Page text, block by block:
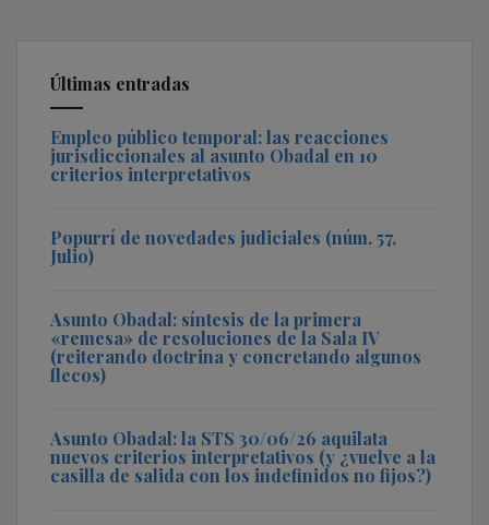
Últimas entradas
Empleo público temporal: las reacciones
jurisdiccionales al asunto Obadal en 10
criterios interpretativos
Popurrí de novedades judiciales (núm. 57,
Julio)
Asunto Obadal: síntesis de la primera
«remesa» de resoluciones de la Sala IV
(reiterando doctrina y concretando algunos
flecos)
Asunto Obadal: la STS 30/06/26 aquilata
nuevos criterios interpretativos (y ¿vuelve a la
casilla de salida con los indefinidos no fijos?)